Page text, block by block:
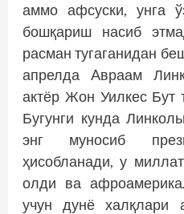
аммо афсуски, унга
бошқариш насиб
расман тугаганидан
апрелда Aвраам
актёр Жон Уилкес Бут
Бугунги кунда
энг муносиб
ҳисобланади, у
олди ва
учун дунё халқлари